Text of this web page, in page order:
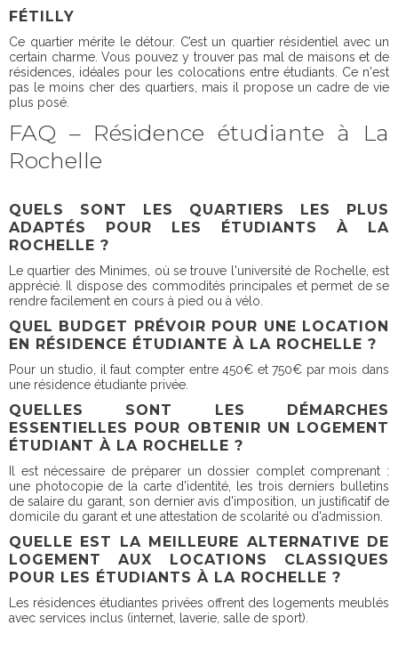
FÉTILLY
Ce quartier mérite le détour. C’est un quartier résidentiel avec un
certain charme. Vous pouvez y trouver pas mal de maisons et de
résidences, idéales pour les colocations entre étudiants. Ce n'est
pas le moins cher des quartiers, mais il propose un cadre de vie
plus posé.
FAQ – Résidence étudiante à La
Rochelle
QUELS SONT LES QUARTIERS LES PLUS
ADAPTÉS POUR LES ÉTUDIANTS À LA
ROCHELLE ?
Le quartier des Minimes, où se trouve l'université de Rochelle, est
apprécié. Il dispose des commodités principales et permet de se
rendre facilement en cours à pied ou à vélo.
QUEL BUDGET PRÉVOIR POUR UNE LOCATION
EN RÉSIDENCE ÉTUDIANTE À LA ROCHELLE ?
Pour un studio, il faut compter entre 450€ et 750€ par mois dans
une résidence étudiante privée.
QUELLES SONT LES DÉMARCHES
ESSENTIELLES POUR OBTENIR UN LOGEMENT
ÉTUDIANT À LA ROCHELLE ?
Il est nécessaire de préparer un dossier complet comprenant :
une photocopie de la carte d'identité, les trois derniers bulletins
de salaire du garant, son dernier avis d'imposition, un justificatif de
domicile du garant et une attestation de scolarité ou d'admission.
QUELLE EST LA MEILLEURE ALTERNATIVE DE
LOGEMENT AUX LOCATIONS CLASSIQUES
POUR LES ÉTUDIANTS À LA ROCHELLE ?
Les résidences étudiantes privées offrent des logements meublés
avec services inclus (internet, laverie, salle de sport).